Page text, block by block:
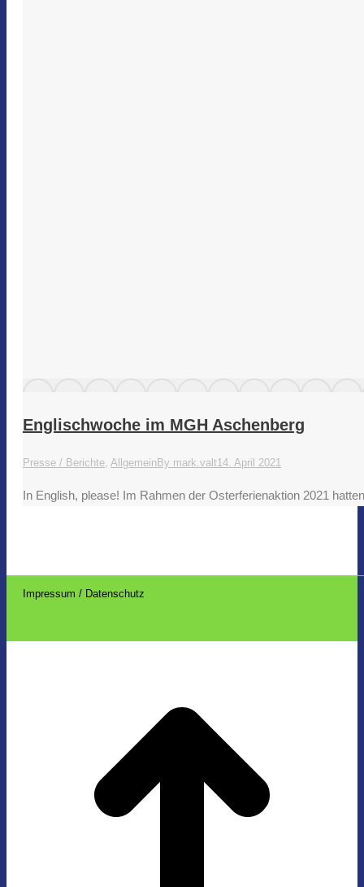
Englischwoche im MGH Aschenberg
Presse / Berichte, AllgemeinBy mark.valt14. April 2021
In English, please! Im Rahmen der Osterferienaktion 2021
Impressum / Datenschutz